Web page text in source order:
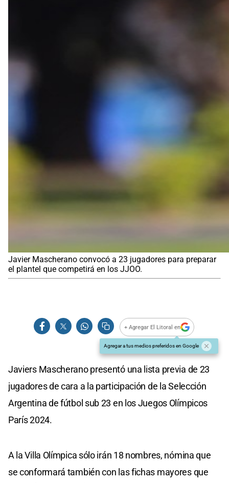
Javier Mascherano convocó a 23 jugadores para preparar
el plantel que competirá en los JJOO.
+ Agregar El Litoral en
Agregar a tus medios preferidos en Google
Javiers Mascherano presentó una lista previa de 23
jugadores de cara a la participación de la Selección
Argentina de fútbol sub 23 en los Juegos Olímpicos
París 2024.
A la Villa Olímpica sólo irán 18 nombres, nómina que
se conformará también con las fichas mayores que